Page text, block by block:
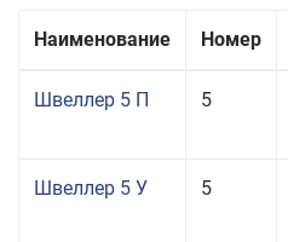
Наименование Номер
Швеллер 5 П 5
Швеллер 5 У 5